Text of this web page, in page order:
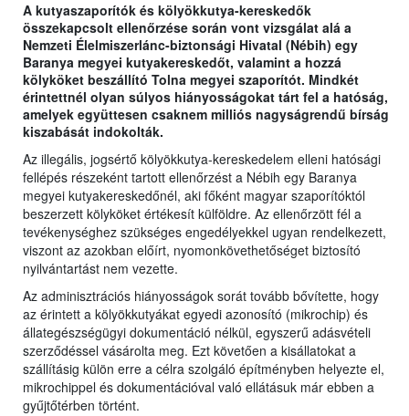
A kutyaszaporítók és kölyökkutya-kereskedők
összekapcsolt ellenőrzése során vont vizsgálat alá a
Nemzeti Élelmiszerlánc-biztonsági Hivatal (Nébih) egy
Baranya megyei kutyakereskedőt, valamint a hozzá
kölyköket beszállító Tolna megyei szaporítót. Mindkét
érintettnél olyan súlyos hiányosságokat tárt fel a hatóság,
amelyek együttesen csaknem milliós nagyságrendű bírság
kiszabását indokolták.
Az illegális, jogsértő kölyökkutya-kereskedelem elleni hatósági
fellépés részeként tartott ellenőrzést a Nébih egy Baranya
megyei kutyakereskedőnél, aki főként magyar szaporítóktól
beszerzett kölyköket értékesít külföldre. Az ellenőrzött fél a
tevékenységhez szükséges engedélyekkel ugyan rendelkezett,
viszont az azokban előírt, nyomonkövethetőséget biztosító
nyilvántartást nem vezette.
Az adminisztrációs hiányosságok sorát tovább bővítette, hogy
az érintett a kölyökkutyákat egyedi azonosító (mikrochip) és
állategészségügyi dokumentáció nélkül, egyszerű adásvételi
szerződéssel vásárolta meg. Ezt követően a kisállatokat a
szállításig külön erre a célra szolgáló építményben helyezte el,
mikrochippel és dokumentációval való ellátásuk már ebben a
gyűjtőtérben történt.